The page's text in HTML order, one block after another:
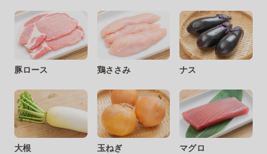
豚ロース 鶏ささみ ナス
大根 玉ねぎ マグロ